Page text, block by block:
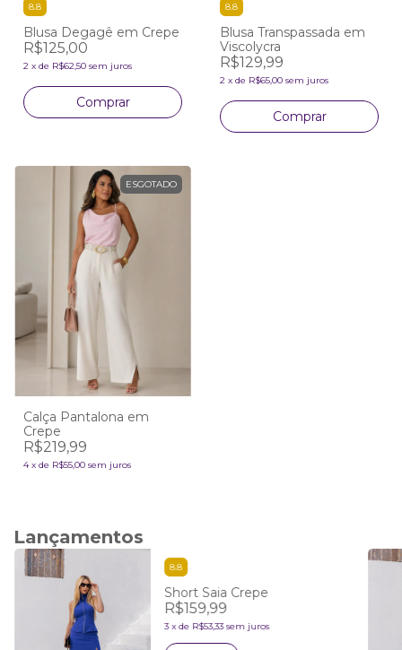
8.8
Blusa Degagê em Crepe
R$125,00
2 x de R$62,50 sem juros
Comprar
8.8
Blusa Transpassada em
Viscolycra
R$129,99
2 x de R$65,00 sem juros
Comprar
ESGOTADO
Calça Pantalona em
Crepe
R$219,99
4 x de R$55,00 sem juros
Lançamentos
8.8
Short Saia Crepe
R$159,99
3 xde R$53,33 sem juros